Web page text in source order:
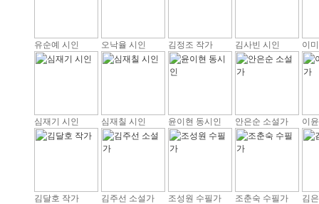
유순예 시인 오낙율 시인 김정조 작가 김사빈 시인 이
심재기 시인 심재칠 시인 윤이현 동시인 안은순 소설가 이
김달호 작가 김주선 소설가 조성원 수필가 조춘숙 수필가 김